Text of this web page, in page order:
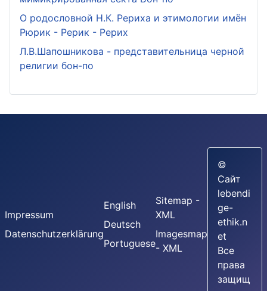
О родословной Н.К. Рериха и этимологии имён
Рюрик - Рерик - Рерих
Л.В.Шапошникова - представительница черной
религии бон-по
Impressum
Datenschutzerklärung
English
Deutsch
Portuguese
Sitemap -
XML
Imagesmap
- XML
©
Сайт
lebendi
ge-
ethik.n
et
Все
права
защищ